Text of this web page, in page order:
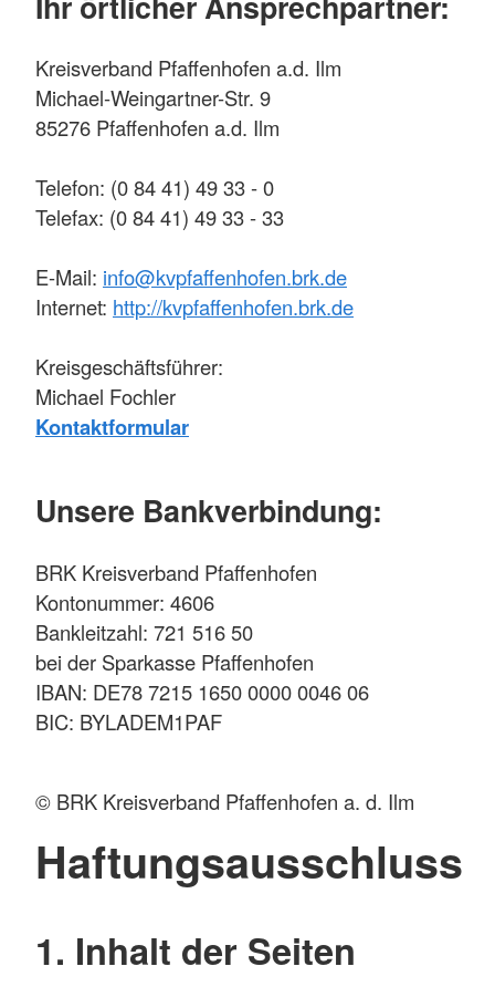
Kreisverband Pfaffenhofen a.d. Ilm
Michael-Weingartner-Str. 9
85276 Pfaffenhofen a.d. Ilm
Telefon: (0 84 41) 49 33 - 0
Telefax: (0 84 41) 49 33 - 33
E-Mail: info@kvpfaffenhofen.brk.de
Internet: http://kvpfaffenhofen.brk.de
Kreisgeschäftsführer:
Michael Fochler
Kontaktformular
Unsere Bankverbindung:
BRK Kreisverband Pfaffenhofen
Kontonummer: 4606
Bankleitzahl: 721 516 50
bei der Sparkasse Pfaffenhofen
IBAN: DE78 7215 1650 0000 0046 06
BIC: BYLADEM1PAF
© BRK Kreisverband Pfaffenhofen a. d. Ilm
Haftungsausschluss
1. Inhalt der Seiten